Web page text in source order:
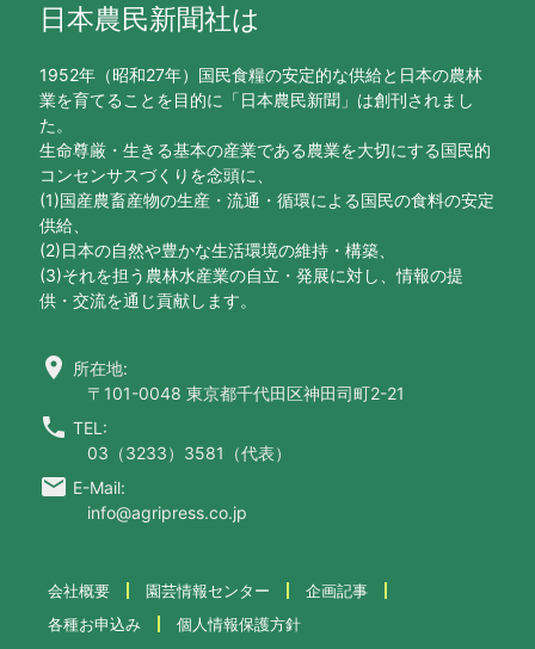
日本農民新聞社は
1952年（昭和27年）国民食糧の安定的な供給と日本の農林
業を育てることを目的に「日本農民新聞」は創刊されまし
た。
生命尊厳・生きる基本の産業である農業を大切にする国民的
コンセンサスづくりを念頭に、
(1)国産農畜産物の生産・流通・循環による国民の食料の安定
供給、
(2)日本の自然や豊かな生活環境の維持・構築、
(3)それを担う農林水産業の自立・発展に対し、情報の提
供・交流を通じ貢献します。
location_on 所在地:
〒101-0048 東京都千代田区神田司町2-21
call TEL:
03（3233）3581（代表）
email E-Mail:
info@agripress.co.jp
会社概要 園芸情報センター
企画記事
各種お申込み
個人情報保護方針